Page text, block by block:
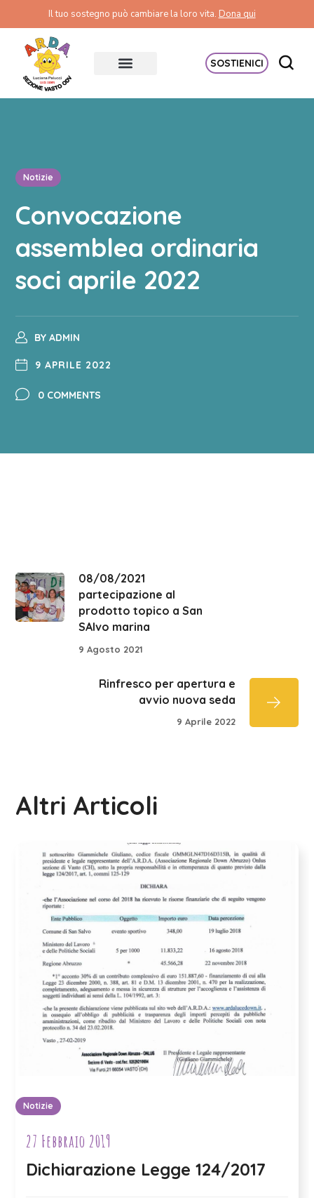
Il tuo sostegno può cambiare la loro vita. Dona qui
SOSTIENICI
Notizie
Convocazione
assemblea ordinaria
soci aprile 2022
BY ADMIN
9 APRILE 2022
0 COMMENTS
08/08/2021
partecipazione al
prodotto topico a San
SAlvo marina
9 Agosto 2021
Rinfresco per apertura e
avvio nuova seda
9 Aprile 2022
Altri Articoli
Notizie
27 Febbraio 2019
Dichiarazione Legge 124/2017